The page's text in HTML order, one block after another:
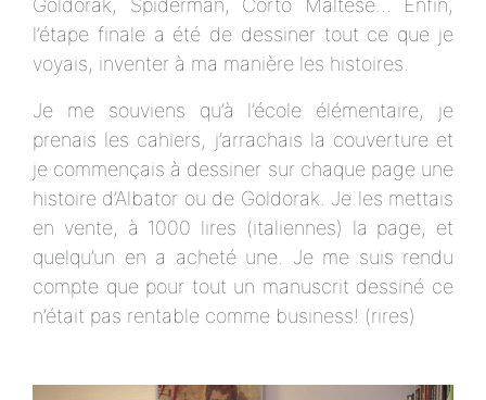
Goldorak, Spiderman, Corto Maltese… Enfin,
l’étape finale a été de dessiner tout ce que je
voyais, inventer à ma manière les histoires.
Je me souviens qu’à l’école élémentaire, je
prenais les cahiers, j’arrachais la couverture et
je commençais à dessiner sur chaque page une
histoire d’Albator ou de Goldorak. Je les mettais
en vente, à 1000 lires (italiennes) la page, et
quelqu’un en a acheté une. Je me suis rendu
compte que pour tout un manuscrit dessiné ce
n’était pas rentable comme business! (rires)